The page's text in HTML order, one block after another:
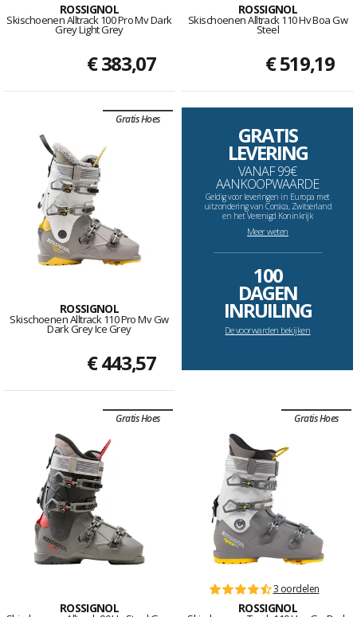
ROSSIGNOL
Skischoenen Alltrack 100 Pro Mv Dark
Grey Light Grey
€ 383,07
ROSSIGNOL
Skischoenen Alltrack 110 Hv Boa Gw
Steel
€ 519,19
Gratis Hoes
ROSSIGNOL
Skischoenen Alltrack 110 Pro Mv Gw
Dark Grey Ice Grey
€ 443,57
GRATIS
LEVERING
VANAF 99€
AANKOOPWAARDE
Geldig voor leveringen in Europa met
uitzondering van Corsica, Zwitserland
en het Verenigd Koninkrijk
Meer weten
--------------------------------------------------------------------
100
DAGEN
INRUILING
De voorwarden bekijken
Gratis Hoes
ROSSIGNOL
Gratis Hoes
3 oordelen
ROSSIGNOL